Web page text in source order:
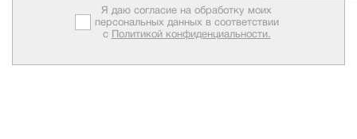
Я даю согласие на обработку моих
персональных данных в соответствии
с Политикой конфиденциальности.